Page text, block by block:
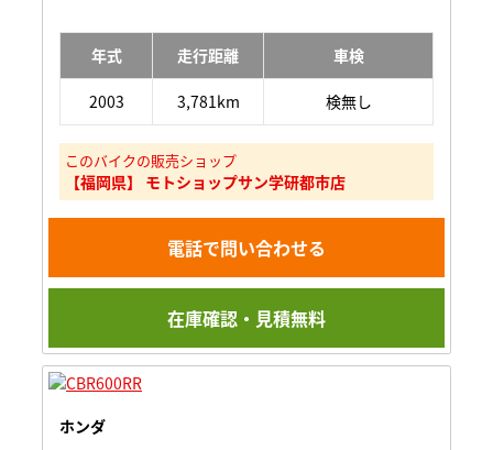
年式 走行距離 車検
2003 3,781km 検無し
このバイクの販売ショップ
【福岡県】 モトショップサン学研都市店
電話で問い合わせる
在庫確認・見積無料
ホンダ